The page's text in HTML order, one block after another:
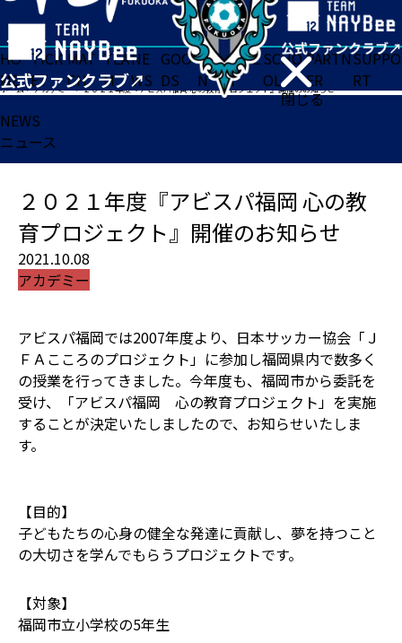
閉じる
HO
ME
TICK
ET
MAT
CH
TEA
M
NE
WS
GOO
DS
FA
N
ACADE
MY
SCHO
OL
PARTN
ER
SUPPO
RT
ホーム>アカデミー>２０２１年度『アビスパ福岡 心の教育プロジェクト』開催のお知らせ
NEWS
ニュース
２０２１年度『アビスパ福岡 心の教
育プロジェクト』開催のお知らせ
2021.10.08
アカデミー
アビスパ福岡では2007年度より、日本サッカー協会「Ｊ
ＦＡこころのプロジェクト」に参加し福岡県内で数多く
の授業を行ってきました。今年度も、福岡市から委託を
受け、「アビスパ福岡 心の教育プロジェクト」を実施
することが決定いたしましたので、お知らせいたしま
す。
【目的】
子どもたちの心身の健全な発達に貢献し、夢を持つこと
の大切さを学んでもらうプロジェクトです。
【対象】
福岡市立小学校の5年生